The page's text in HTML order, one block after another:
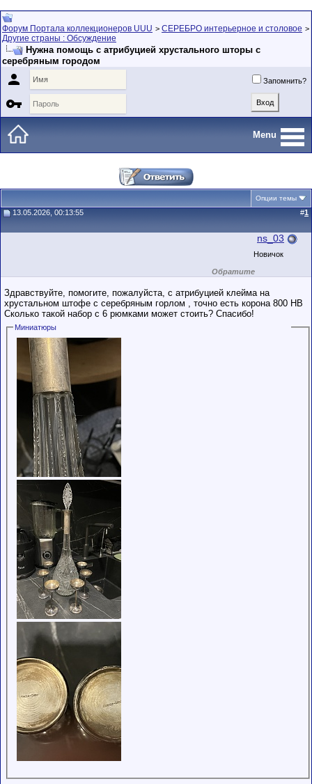
Форум Портала коллекционеров UUU > СЕРЕБРО интерьерное и столовое >
Другие страны : Обсуждение
Нужна помощь с атрибуцией хрустального шторы с
серебряным городом
 Запомнить?

Menu
Опции темы
13.05.2026, 00:13:55 #1
ns_03
Новичок
Обратите
внимание на
маленький стаж
пользователя на
этом форуме.
Сделки с
Здравствуйте, помогите, пожалуйста, с атрибуцией клейма на
хрустальном штофе с серебряным горлом , точно есть корона 800 НВ
Сколько такой набор с 6 рюмками может стоить? Спасибо!
Миниатюры